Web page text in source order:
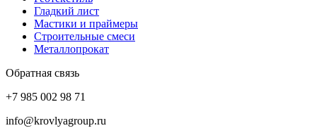
Гладкий лист
Мастики и праймеры
Строительные смеси
Металлопрокат
Обратная связь
+7 985 002 98 71
info@krovlyagroup.ru